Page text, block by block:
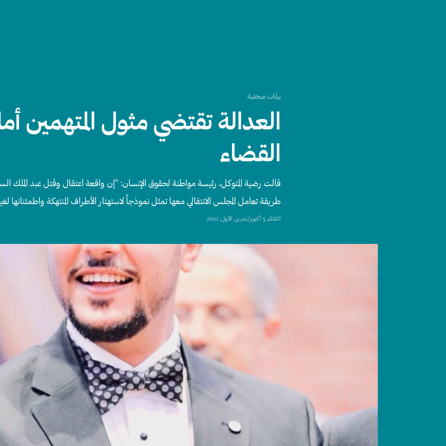
بيانات صحفية
العدالة تقتضي مثول المتهمين
القضاء
قالت رضية المتوكل، رئيسة مواطنة لحقوق الإنسان: "إن واقعة اعتقال وقتل عبد الملك
طريقة تعامل المجلس الانتقالي معها تمثل نموذجاً لاستهتار الأطراف المنتهكة واطمئنانها
الثلاثاء, 5 أكتوبر/تشرين الأول, 2021